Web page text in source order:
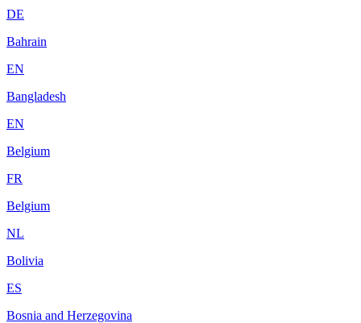
DE
Bahrain
EN
Bangladesh
EN
Belgium
FR
Belgium
NL
Bolivia
ES
Bosnia and Herzegovina